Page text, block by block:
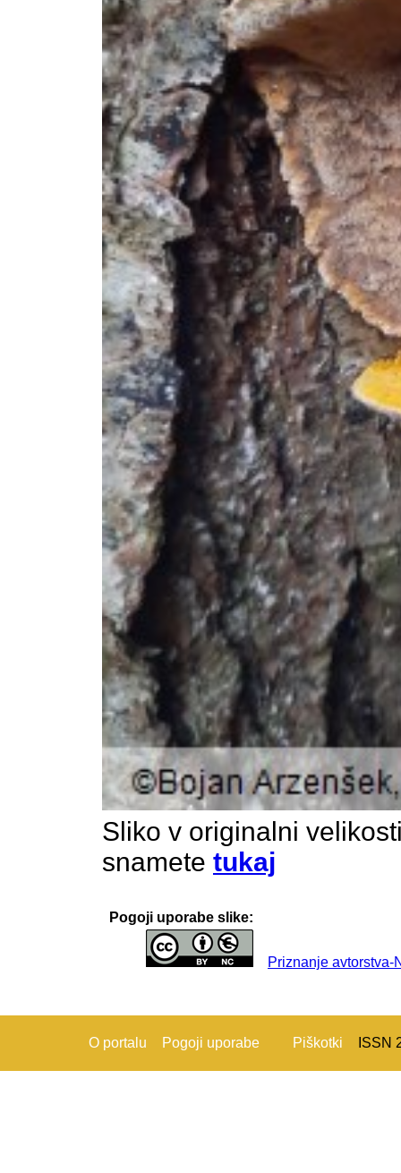
Sliko v originalni
snamete tukaj
Pogoji uporabe slike:
Priznanje avtorstva-
O portalu Pogoji uporabe Piškotki ISSN